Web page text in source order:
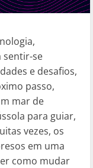
sentir-se
e desafios,
passo,
mar de
para guiar,
vezes, os
em uma
como mudar